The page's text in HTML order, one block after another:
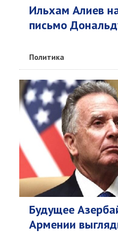
Ильхам Алиев
письмо
Политика
Будущее
Армении